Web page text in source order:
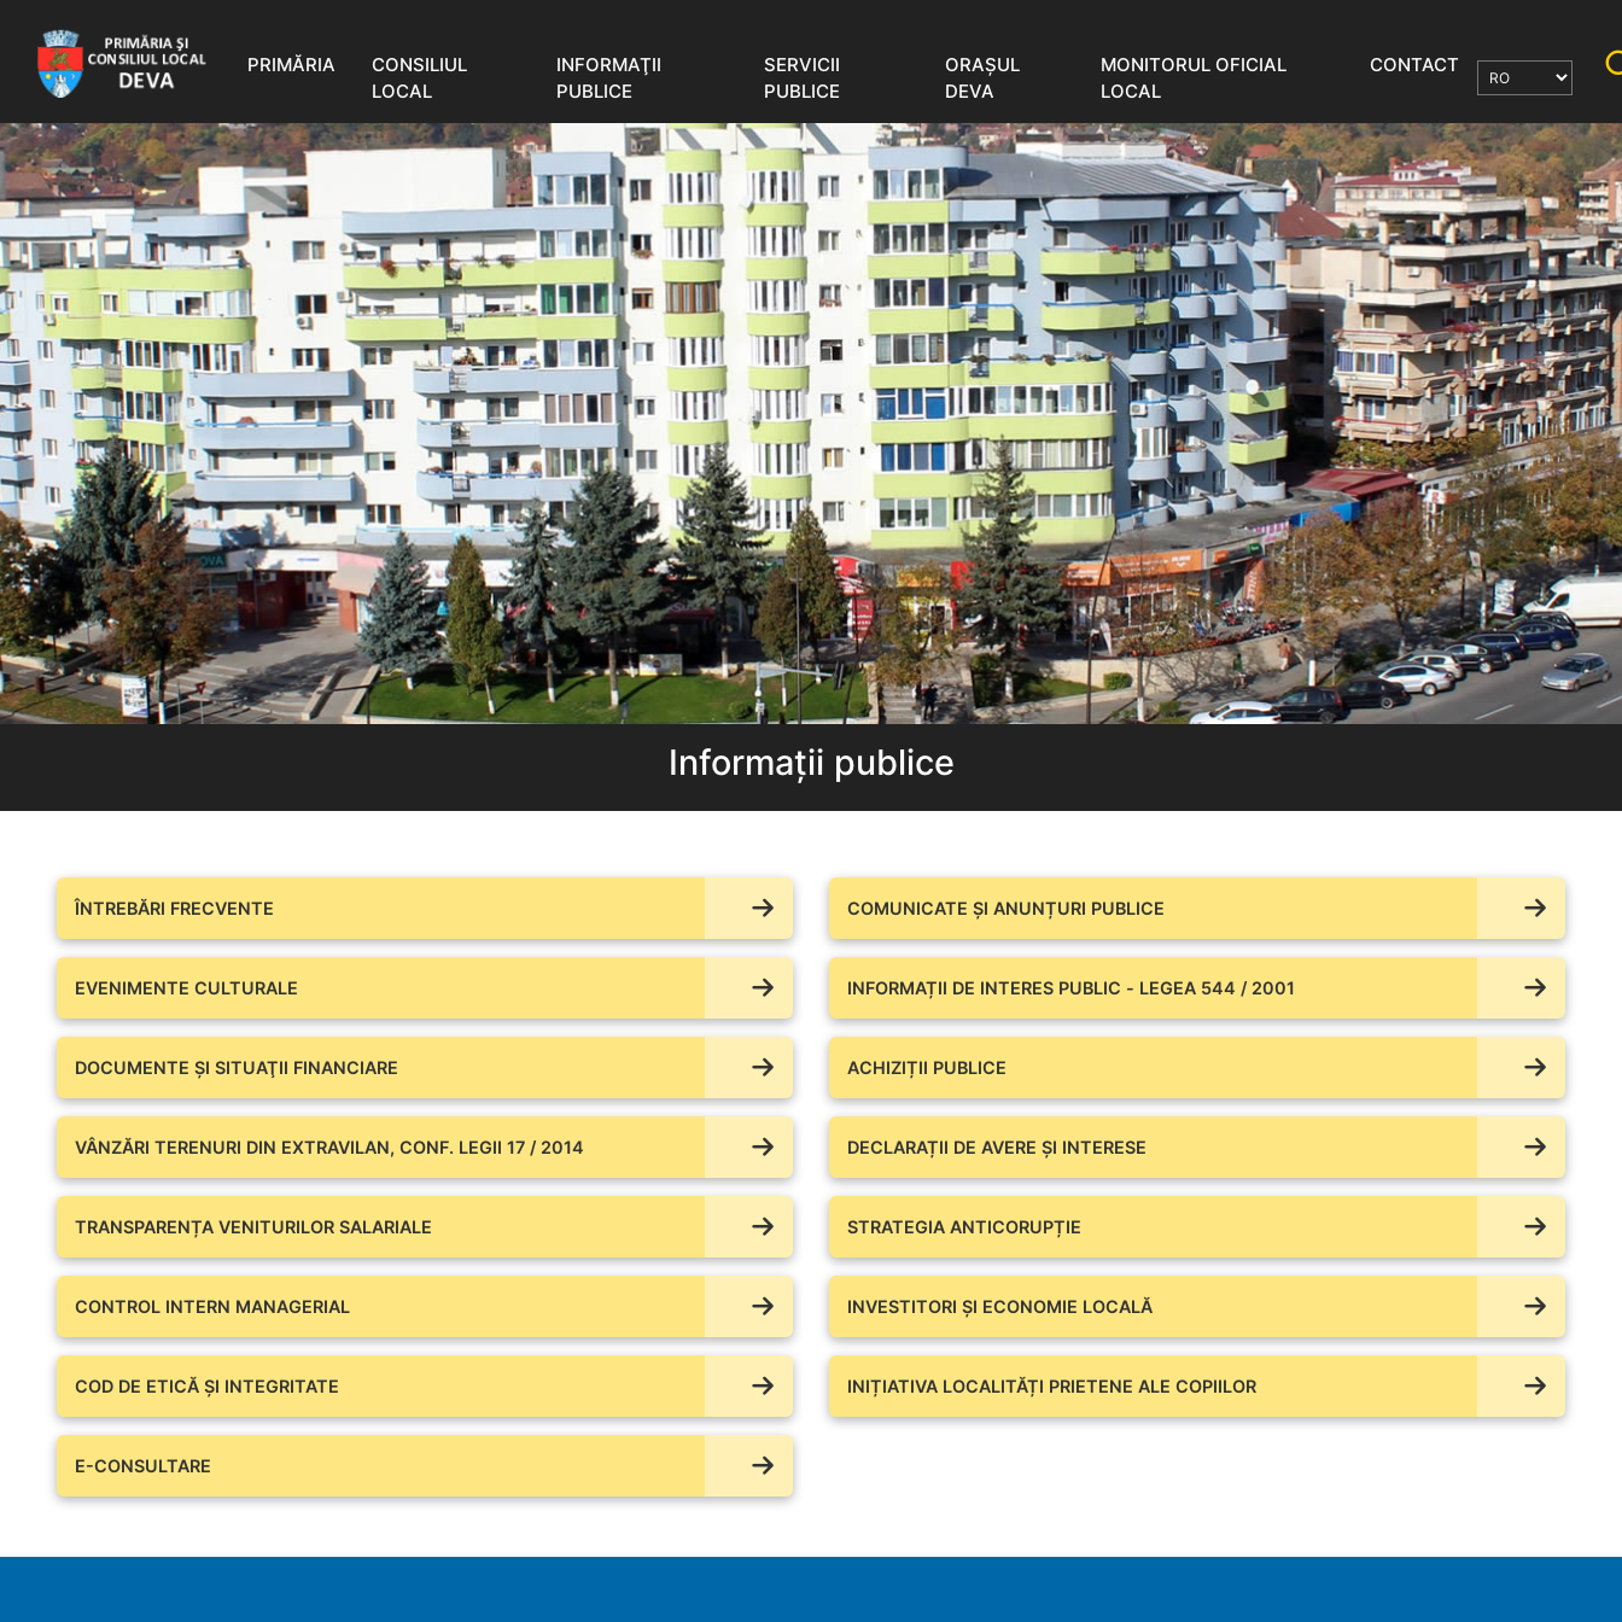
PRIMĂRIA
CONSILIUL
LOCAL
INFORMAŢII
PUBLICE
SERVICII
PUBLICE
ORAŞUL
DEVA
MONITORUL OFICIAL
LOCAL
CONTACT
Informații publice
ÎNTREBĂRI FRECVENTE COMUNICATE ŞI ANUNȚURI PUBLICE
EVENIMENTE CULTURALE INFORMAȚII DE INTERES PUBLIC - LEGEA 544 / 2001
DOCUMENTE ŞI SITUAŢII FINANCIARE ACHIZIȚII PUBLICE
VÂNZĂRI TERENURI DIN EXTRAVILAN, CONF. LEGII 17 / 2014 DECLARAȚII DE AVERE ŞI INTERESE
TRANSPARENȚA VENITURILOR SALARIALE STRATEGIA ANTICORUPȚIE
CONTROL INTERN MANAGERIAL INVESTITORI ȘI ECONOMIE LOCALĂ
COD DE ETICĂ ȘI INTEGRITATE INIȚIATIVA LOCALITĂȚI PRIETENE ALE COPIILOR
E-CONSULTARE